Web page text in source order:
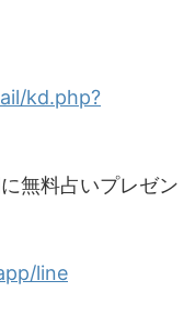
kd.php?
無料占いプレゼン
line